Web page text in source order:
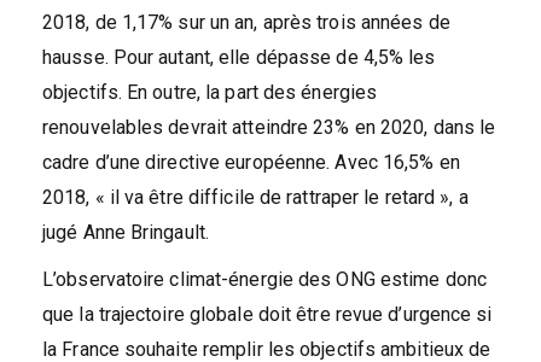
2018, de 1,17% sur un an, après trois années de
hausse. Pour autant, elle dépasse de 4,5% les
objectifs. En outre, la part des énergies
renouvelables devrait atteindre 23% en 2020, dans le
cadre d’une directive européenne. Avec 16,5% en
2018, « il va être difficile de rattraper le retard », a
jugé Anne Bringault.
L’observatoire climat-énergie des ONG estime donc
que la trajectoire globale doit être revue d’urgence si
la France souhaite remplir les objectifs ambitieux de